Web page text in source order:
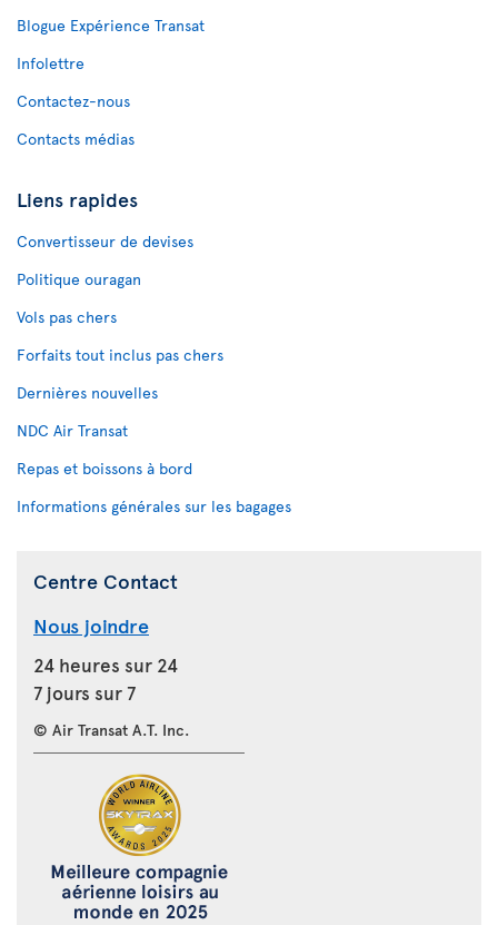
Blogue Expérience Transat
Infolettre
Contactez-nous
Contacts médias
Liens rapides
Convertisseur de devises
Politique ouragan
Vols pas chers
Forfaits tout inclus pas chers
Dernières nouvelles
NDC Air Transat
Repas et boissons à bord
Informations générales sur les bagages
Centre Contact
Nous joindre
24 heures sur 24
7 jours sur 7
© Air Transat A.T. Inc.